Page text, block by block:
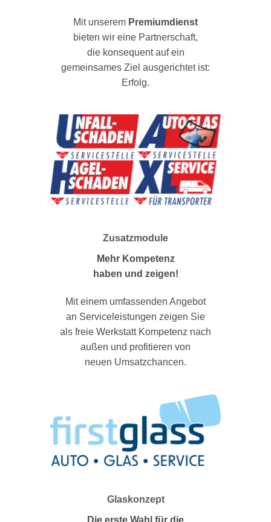
Mit unserem Premiumdienst
bieten wir eine Partnerschaft,
die konsequent auf ein
gemeinsames Ziel ausgerichtet ist:
Erfolg.
Zusatzmodule
Mehr Kompetenz
haben und zeigen!
Mit einem umfassenden Angebot
an Serviceleistungen zeigen Sie
als freie Werkstatt Kompetenz nach
außen und profitieren von
neuen Umsatzchancen.
Glaskonzept
Die erste Wahl für die